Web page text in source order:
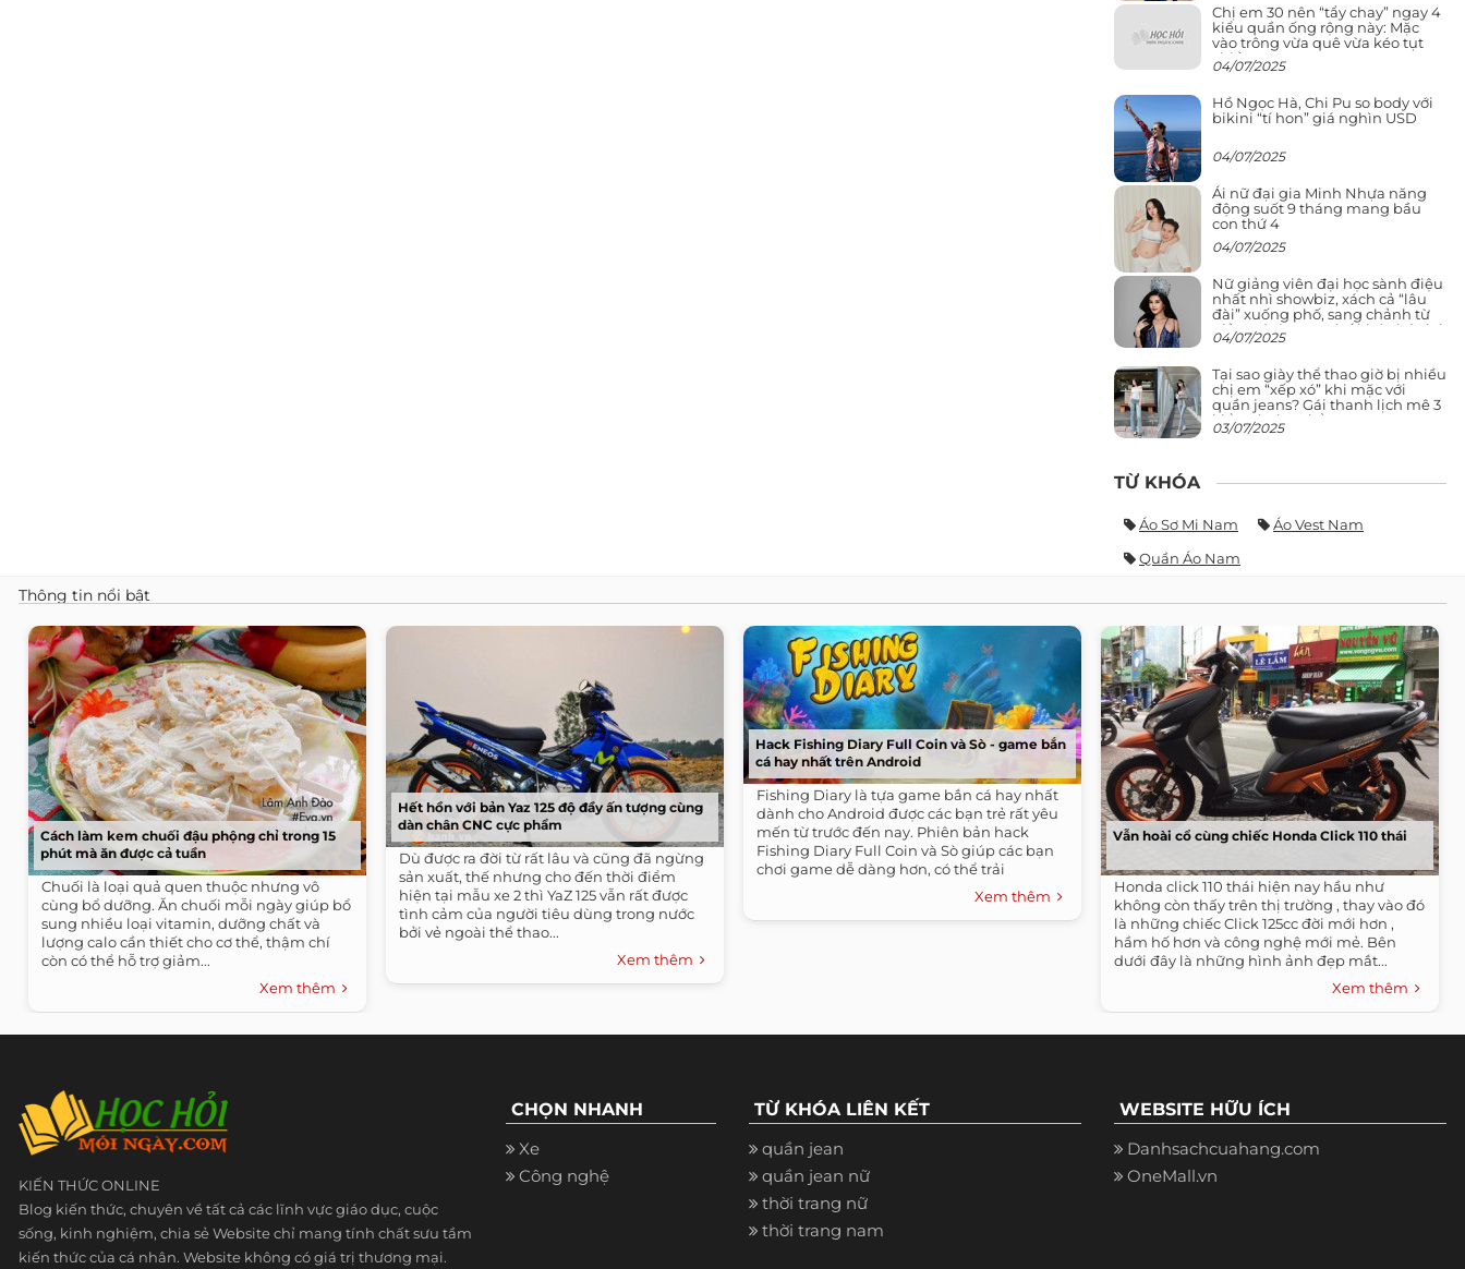
Chị em 30 nên “tẩy chay” ngay 4
kiểu quần ống rộng này: Mặc
vào trông vừa quê vừa kéo tụt
chiều cao
04/07/2025
Hồ Ngọc Hà, Chi Pu so body với
bikini “tí hon” giá nghìn USD
04/07/2025
Ái nữ đại gia Minh Nhựa năng
động suốt 9 tháng mang bầu
con thứ 4
04/07/2025
Nữ giảng viên đại học sành điệu
nhất nhì showbiz, xách cả “lâu
đài” xuống phố, sang chảnh từ
giảng đường ra phố khó ai đọ lại
04/07/2025
Tại sao giày thể thao giờ bị nhiều
chị em “xếp xó” khi mặc với
quần jeans? Gái thanh lịch mê 3
kiểu này hơn hẳn
03/07/2025
TỪ KHÓA
Áo Sơ Mi Nam
Áo Vest Nam
Quần Áo Nam
Thông tin nổi bật
Cách làm kem chuối đậu phộng chỉ trong 15
phút mà ăn được cả tuần
Chuối là loại quả quen thuộc nhưng vô
cùng bổ dưỡng. Ăn chuối mỗi ngày giúp bổ
sung nhiều loại vitamin, dưỡng chất và
lượng calo cần thiết cho cơ thể, thậm chí
còn có thể hỗ trợ giảm...
Xem thêm
Hết hồn với bản Yaz 125 độ đầy ấn tượng cùng
dàn chân CNC cực phẩm
Dù được ra đời từ rất lâu và cũng đã ngừng
sản xuất, thế nhưng cho đến thời điểm
hiện tại mẫu xe 2 thì YaZ 125 vẫn rất được
tình cảm của người tiêu dùng trong nước
bởi vẻ ngoài thể thao...
Xem thêm
Hack Fishing Diary Full Coin và Sò - game bắn
cá hay nhất trên Android
Fishing Diary là tựa game bắn cá hay nhất
dành cho Android được các bạn trẻ rất yêu
mến từ trước đến nay. Phiên bản hack
Fishing Diary Full Coin và Sò giúp các bạn
chơi game dễ dàng hơn, có thể trải
Xem thêm
Vẫn hoài cổ cùng chiếc Honda Click 110 thái
Honda click 110 thái hiện nay hầu như
không còn thấy trên thị trường , thay vào đó
là những chiếc Click 125cc đời mới hơn ,
hầm hố hơn và công nghệ mới mẻ. Bên
dưới đây là những hình ảnh đẹp mắt...
Xem thêm
KIẾN THỨC ONLINE
Blog kiến thức, chuyên về tất cả các lĩnh vực giáo dục, cuộc
sống, kinh nghiệm, chia sẻ Website chỉ mang tính chất sưu tầm
kiến thức của cá nhân. Website không có giá trị thương mại.
CHỌN NHANH
Xe
Công nghệ
TỪ KHÓA LIÊN KẾT
quần jean
quần jean nữ
thời trang nữ
thời trang nam
WEBSITE HỮU ÍCH
Danhsachcuahang.com
OneMall.vn